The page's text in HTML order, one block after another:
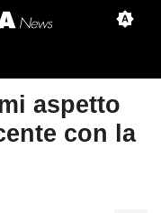
aspetto
con la